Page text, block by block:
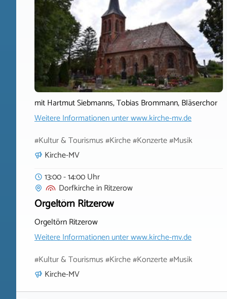
mit Hartmut Siebmanns, Tobias Brommann, Bläserchor
Weitere Informationen unterwww.kirche-mv.de
#Kultur & Tourismus #Kirche #Konzerte #Musik
Kirche-MV
13:00 - 14:00 Uhr
DorfkircheinRitzerow
Orgeltörn Ritzerow
Orgeltörn Ritzerow
Weitere Informationen unterwww.kirche-mv.de
#Kultur & Tourismus #Kirche #Konzerte #Musik
Kirche-MV